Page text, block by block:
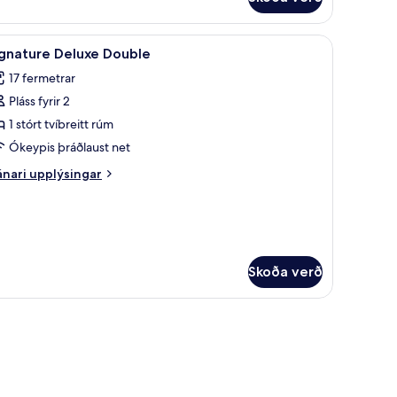
Öryggishólf í herbergi, skrifborð,
3 Deluxe Double
17 fermetrar
Pláss fyrir 2
1 stórt tvíbreitt rúm
Ókeypis þráðlaust net
upplýsingar
Skoða verð